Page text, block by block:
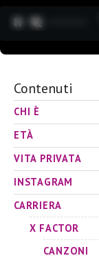
Contenuti
CHI È
ETÀ
VITA PRIVATA
INSTAGRAM
CARRIERA
X FACTOR
CANZONI